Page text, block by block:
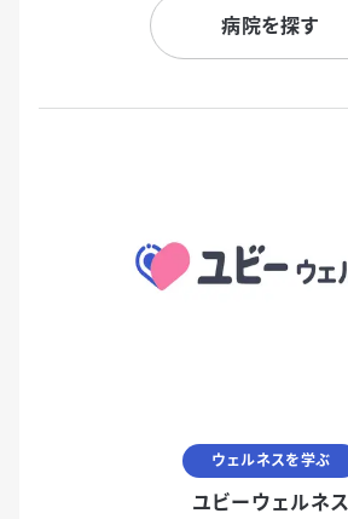
病院を探す
ウェルネスを学ぶ
ユビーウェルネス